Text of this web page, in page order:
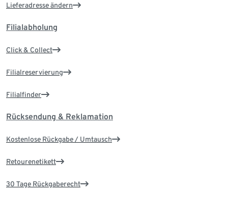
Lieferadresse ändern
Filialabholung
Click & Collect
Filialreservierung
Filialfinder
Rücksendung & Reklamation
Kostenlose Rückgabe / Umtausch
Retourenetikett
30 Tage Rückgaberecht